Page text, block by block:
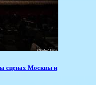
сценах Москвы и